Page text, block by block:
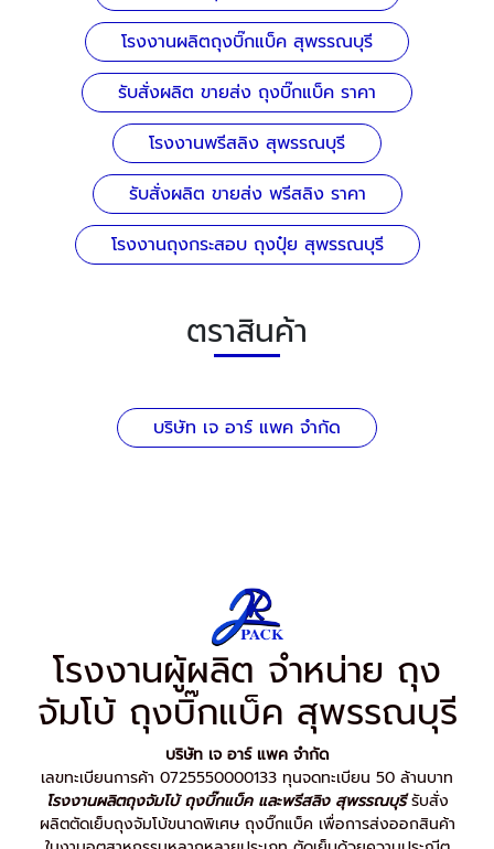
โรงงานผลิตถุงบิ๊กแบ็ค สุพรรณบุรี
รับสั่งผลิต ขายส่ง ถุงบิ๊กแบ็ค ราคา
โรงงานพรีสลิง สุพรรณบุรี
รับสั่งผลิต ขายส่ง พรีสลิง ราคา
โรงงานถุงกระสอบ ถุงปุ๋ย สุพรรณบุรี
ตราสินค้า
บริษัท เจ อาร์ แพค จำกัด
โรงงานผู้ผลิต จำหน่าย ถุง
จัมโบ้ ถุงบิ๊กแบ็ค สุพรรณบุรี
บริษัท เจ อาร์ แพค จำกัด
เลขทะเบียนการค้า 0725550000133 ทุนจดทะเบียน 50 ล้านบาท
โรงงานผลิตถุงจัมโบ้ ถุงบิ๊กแบ็ค และพรีสลิง สุพรรณบุรีรับสั่ง
ผลิตตัดเย็บถุงจัมโบ้ขนาดพิเศษ ถุงบิ๊กแบ็ค เพื่อการส่งออกสินค้า